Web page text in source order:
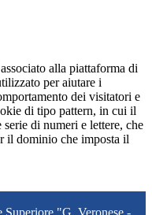
alla piattaforma di
per aiutare i
dei visitatori e
di tipo pattern, in cui il
di numeri e lettere, che
il dominio che imposta il